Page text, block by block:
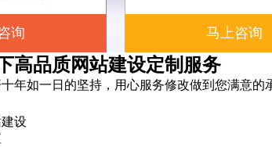
询 马上咨询
高品质网站建设定制服务
年如一日的坚持， 用心服务修改做到您满意的